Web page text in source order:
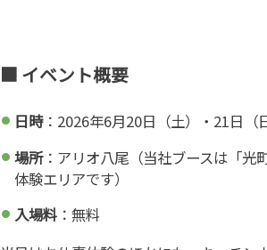
■ イベント概要
日時：2026年6月20日（土）・21日（
場所：アリオ八尾（当社ブースは「光
体験エリアです）
入場料 ：無料